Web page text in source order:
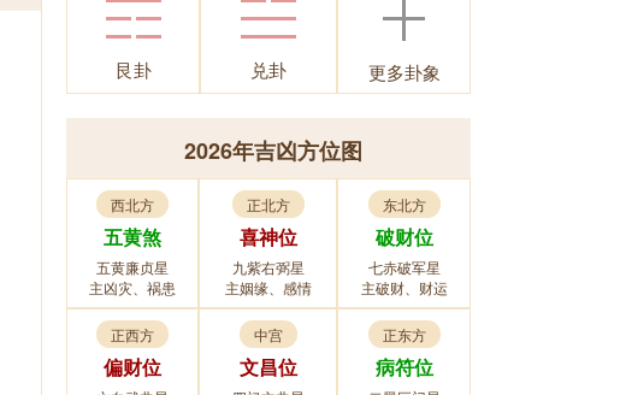
艮卦 兑卦 更多卦象
2026年吉凶方位图
西北方
五黄煞
五黄廉贞星
主凶灾、祸患
正北方
喜神位
九紫右弼星
主姻缘、感情
东北方
破财位
七赤破军星
主破财、财运
正西方
偏财位
中宫
文昌位
正东方
病符位